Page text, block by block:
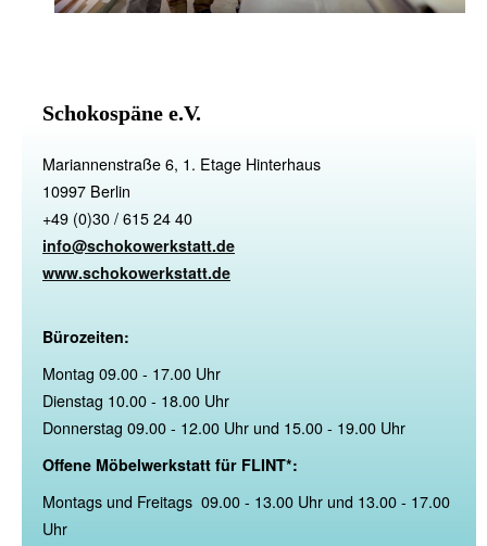
Schokospäne e.V.
Mariannenstraße 6, 1. Etage Hinterhaus
10997 Berlin
+49 (0)30 / 615 24 40
info@schokowerkstatt.de
www.schokowerkstatt.de
Bürozeiten:
Montag 09.00 - 17.00 Uhr
Dienstag 10.00 - 18.00 Uhr
Donnerstag 09.00 - 12.00 Uhr und 15.00 - 19.00 Uhr
Offene Möbelwerkstatt für FLINT*:
Montags und Freitags 09.00 - 13.00 Uhr und 13.00 - 17.00
Uhr